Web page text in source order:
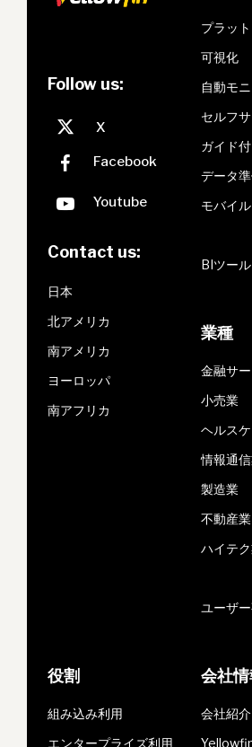
Follow us:
Contact us:
日本
北アメリカ
南アメリカ
ヨーロッパ
南アフリカ
プラッ
可視化
自動モ
セルフ
ガイド
データ
モバイ
BIツー
業種
金融サ
小売業
ヘルス
情報通
製造業
不動産業
ハイテ
ユーザ
役割
組み込み利用
エンタープライズ利用
会社情
会社紹介